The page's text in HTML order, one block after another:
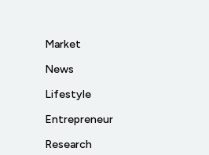
Market
News
Lifestyle
Entrepreneur
Research